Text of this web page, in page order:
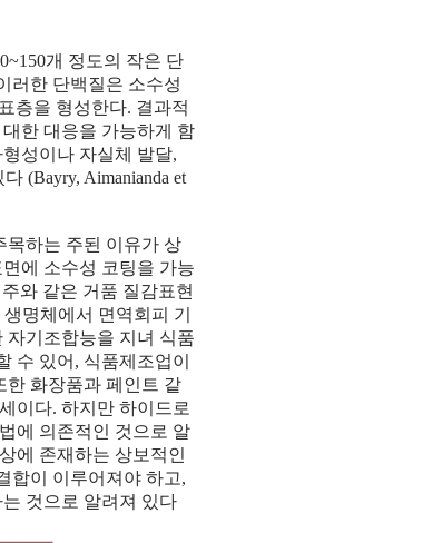
개 정도의 작은 단
러한 단백질은 소수성
층을 형성한다. 결과적
한 대응을 가능하게 함
성이나 자실체 발달,
(Bayry, Aimanianda et
목하는 주된 이유가 상
에 소수성 코팅을 가능
와 같은 거품 질감표현
명체에서 면역회피 기
자기조합능을 지녀 식품
수 있어, 식품제조업이
한 화장품과 페인트 같
이다. 하지만 하이드로
에 의존적인 것으로 알
에 존재하는 상보적인
합이 이루어져야 하고,
것으로 알려져 있다